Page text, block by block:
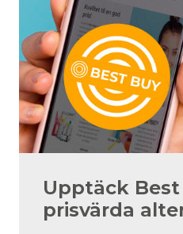
Upptäck Best
prisvärda